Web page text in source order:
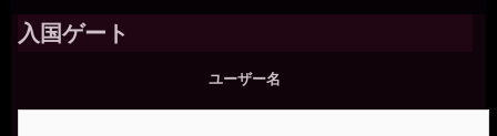
入国ゲート
ユーザー名
のお願いして。。許可をいただいてしています。。
一枚の銀貨
ではでは、次の報告を愉しみにしている(´∀｀*)ﾉｼ
一枚の銀貨